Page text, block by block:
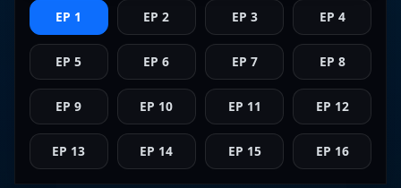
EP 1
EP 2 EP 3 EP 4
EP 5 EP 6 EP 7 EP 8
EP 9 EP 10 EP 11 EP 12
EP 13 EP 14 EP 15 EP 16